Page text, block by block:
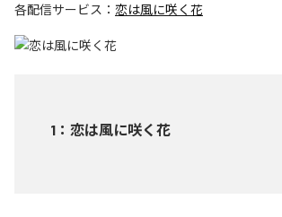
各配信サービス： 恋は風に咲く花
1 ： 恋は風に咲く花